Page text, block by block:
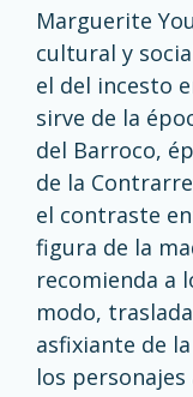
Marguerite
cultural y
el del incesto
sirve de la
del Barroco,
de la
el contraste
figura de la
recomienda a
modo,
asfixiante de
los personajes